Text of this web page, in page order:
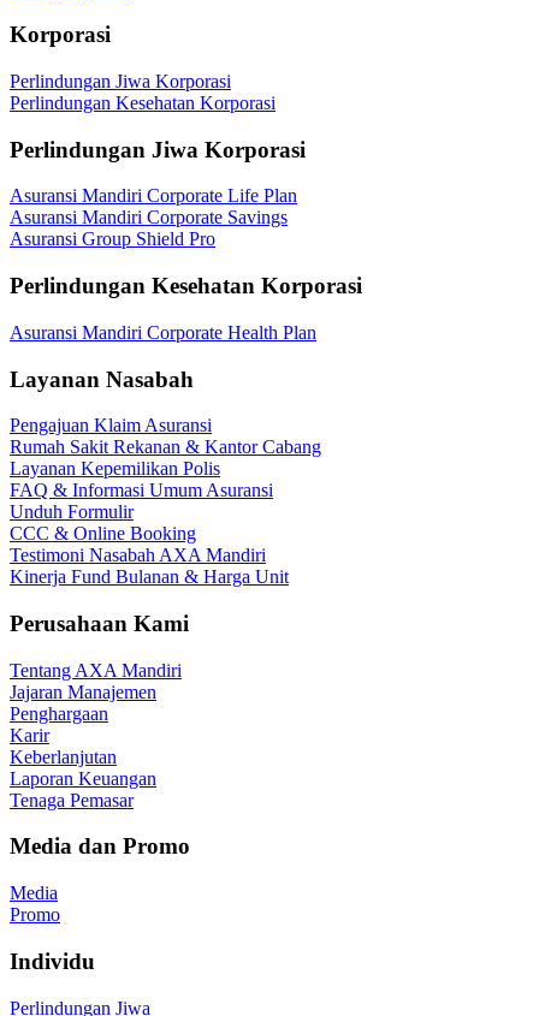
Korporasi
Perlindungan Jiwa Korporasi
Perlindungan Kesehatan Korporasi
Perlindungan Jiwa Korporasi
Asuransi Mandiri Corporate Life Plan
Asuransi Mandiri Corporate Savings
Asuransi Group Shield Pro
Perlindungan Kesehatan Korporasi
Asuransi Mandiri Corporate Health Plan
Layanan Nasabah
Pengajuan Klaim Asuransi
Rumah Sakit Rekanan & Kantor Cabang
Layanan Kepemilikan Polis
FAQ & Informasi Umum Asuransi
Unduh Formulir
CCC & Online Booking
Testimoni Nasabah AXA Mandiri
Kinerja Fund Bulanan & Harga Unit
Perusahaan Kami
Tentang AXA Mandiri
Jajaran Manajemen
Penghargaan
Karir
Keberlanjutan
Laporan Keuangan
Tenaga Pemasar
Media dan Promo
Media
Promo
Individu
Perlindungan Jiwa